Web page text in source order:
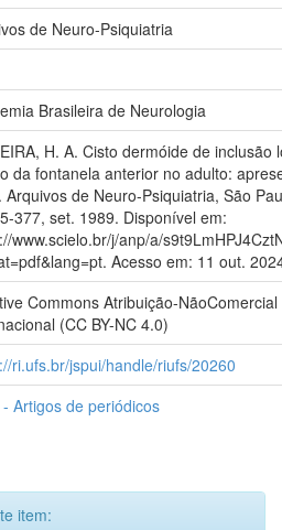
de Neuro-Psiquiatria
Brasileira de Neurologia
H. A. Cisto dermóide de inclusão
da fontanela anterior no adulto:
Arquivos de Neuro-Psiquiatria, São
377, set. 1989. Disponível em:
www.scielo.br/j/anp/a/
Acesso em: 11 out.
Commons Atribuição-NãoComercial
(CC BY-NC 4.0)
ri.ufs.br/jspui/handle/riufs/20260
- Artigos de periódicos
item: